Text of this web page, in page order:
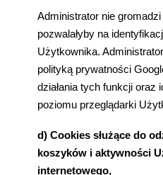
Administrator nie
pozwalałyby na identyfikacj
Użytkownika.
polityką prywatności
działania tych funkcji oraz
poziomu przeglądarki Uż
d) Cookies służące do
koszyków i aktywności U
internetowego,